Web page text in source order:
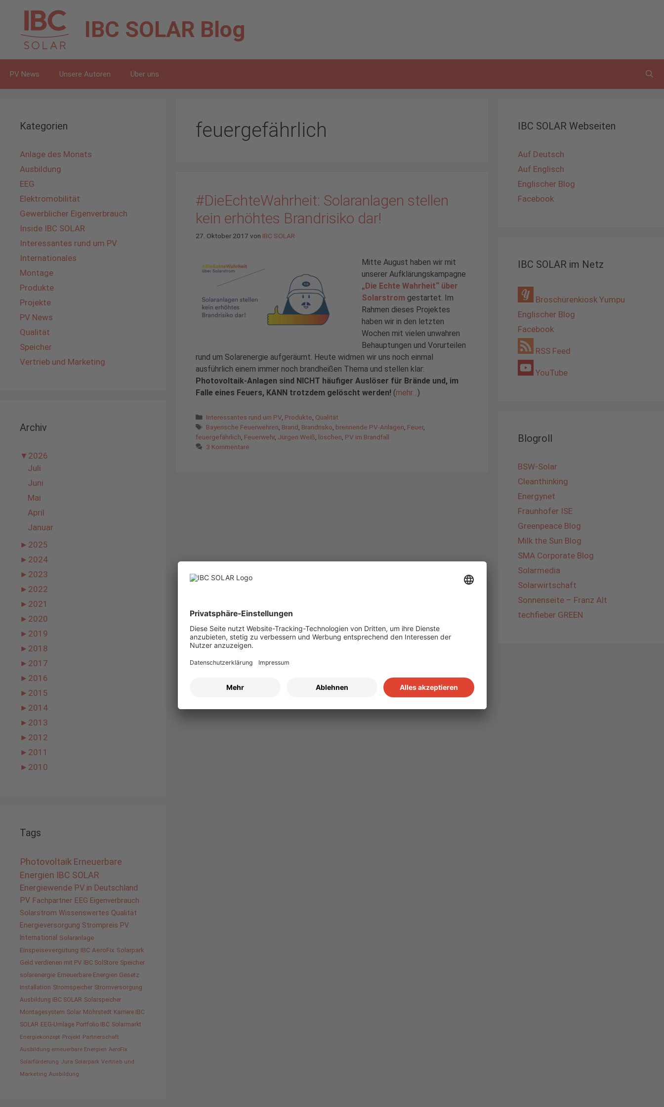
springen
IBC SOLAR Blog
PV News Unsere Autoren Über uns
feuergefährlich
#DieEchteWahrheit: Solaranlagen stellen
kein erhöhtes Brandrisiko dar!
27. Oktober 2017 von IBC SOLAR
Mitte August haben wir mit
unserer Aufklärungskampagne
„Die Echte Wahrheit“ über
Solarstrom gestartet. Im
Rahmen dieses Projektes
haben wir in den letzten
Wochen mit vielen unwahren
Behauptungen und Vorurteilen
rund um Solarenergie aufgeräumt. Heute widmen wir uns noch einmal
ausführlich einem immer noch brandheißen Thema und stellen klar:
Photovoltaik-Anlagen sind NICHT häufiger Auslöser für Brände und, im
Falle eines Feuers, KANN trotzdem gelöscht werden! (mehr… )
Kategorien
Interessantes rund um PV Produkte Qualität
Schlagwörter
Bayerische Feuerwehren Brand Brandrisko brennende PV-Anlagen Feuer,
feuergefährlich Feuerwehr, Jürgen Weiß löschen PV im Brandfall
3 Kommentare
Kategorien
Anlage des Monats
Ausbildung
EEG
Elektromobilität
Gewerblicher Eigenverbrauch
Inside IBC SOLAR
Interessantes rund um PV
Internationales
Montage
Produkte
Projekte
PV News
Qualität
Speicher
Vertrieb und Marketing
Archiv
▼ 2026
Juli
Juni
Mai
April
Januar
► 2025
► 2024
► 2023
► 2022
► 2021
► 2020
► 2019
► 2018
► 2017
► 2016
► 2015
► 2014
► 2013
► 2012
► 2011
► 2010
Tags
Photovoltaik Erneuerbare
Energien IBC SOLAR
Energiewende PV in Deutschland
PV Fachpartner EEG Eigenverbrauch
Solarstrom Wissenswertes Qualität
Energieversorgung Strompreis PV
International Solaranlage
Einspeisevergütung IBC AeroFix Solarpark
Geld verdienen mit PV IBC SolStore Speicher
solarenergie Erneuerbare Energien Gesetz
Installation Stromspeicher Stromversorgung
Ausbildung IBC SOLAR Solarspeicher
Montagesystem Solar Möhrstedt Karriere IBC
SOLAR EEG-Umlage Portfolio IBC Solarmarkt
Energiekonzept Projekt Partnerschaft
Ausbildung erneuerbare Energien AeroFix
Solarförderung Jura Solarpark Vertrieb und
Marketing Ausbildung
IBC SOLAR Webseiten
Auf Deutsch
Auf Englisch
Englischer Blog
Facebook
IBC SOLAR im Netz
Broschürenkiosk Yumpu
Englischer Blog
Facebook
RSS Feed
YouTube
Blogroll
BSW-Solar
Cleanthinking
Energynet
Fraunhofer ISE
Greenpeace Blog
Milk the Sun Blog
SMA Corporate Blog
Solarmedia
Solarwirtschaft
Sonnenseite – Franz Alt
techfieber GREEN